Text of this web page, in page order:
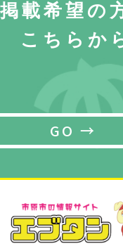
掲載希望の
こちらか
GO →